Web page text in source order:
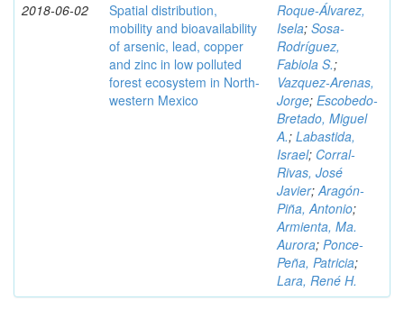
2018-06-02
Spatial distribution,
mobility and bioavailability
of arsenic, lead, copper
and zinc in low polluted
forest ecosystem in North-
western Mexico
Roque-Álvarez,
Isela; Sosa-
Rodríguez,
Fabiola S.;
Vazquez-Arenas,
Jorge; Escobedo-
Bretado, Miguel
A.; Labastida,
Israel; Corral-
Rivas, José
Javier;Aragón-
Piña, Antonio;
Armienta, Ma.
Aurora; Ponce-
Peña, Patricia;
Lara, René H.